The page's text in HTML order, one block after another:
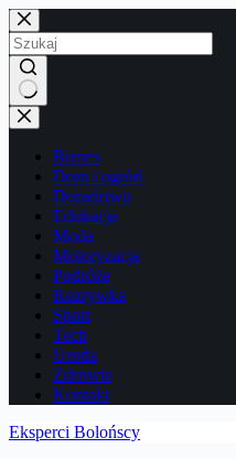
Przejdź
do
treści
Brak
wyników
Biznes
Dom i ogród
Doradztwo
Edukacja
Moda
Motoryzacja
Podróże
Rozrywka
Sport
Tech
Uroda
Zdrowie
Kontakt
Eksperci Bolońscy